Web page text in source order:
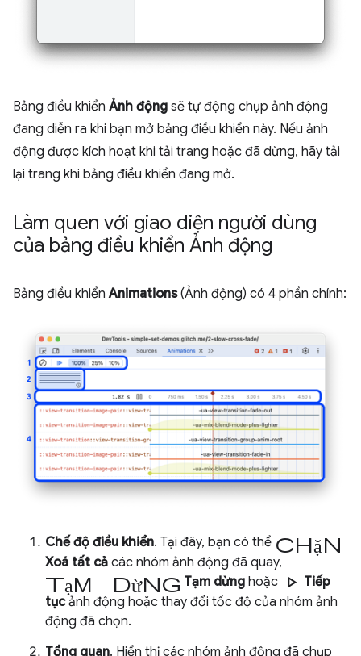
Bảng điều khiển Ảnh động sẽ tự động chụp ảnh động
đang diễn ra khi bạn mở bảng điều khiển này. Nếu ảnh
động được kích hoạt khi tải trang hoặc đã dừng, hãy tải
lại trang khi bảng điều khiển đang mở.
Làm quen với giao diện người dùng
của bảng điều khiển Ảnh động
Bảng điều khiểnAnimations(Ảnh động) có 4 phần chính:
Chế độ điều khiển. Tại đây, bạn có thể chặn
Xoá tất cả các nhóm ảnh động đã quay,
tạm dừng Tạm dừng hoặc play_arrow Tiếp
tụcảnh động hoặc thay đổi tốc độ của nhóm ảnh
động đã chọn.
Tổng quan. Hiển thị các nhóm ảnh động đã chụp